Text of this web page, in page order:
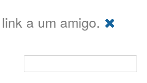
a um amigo.